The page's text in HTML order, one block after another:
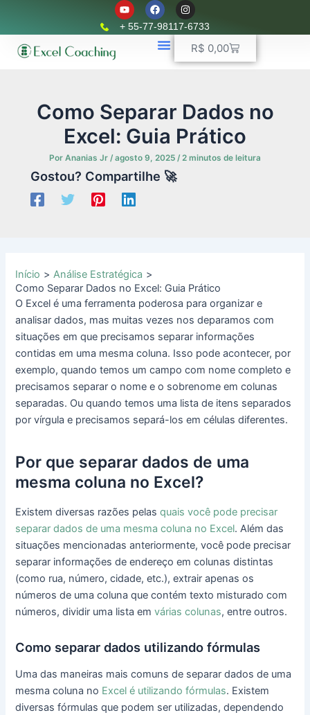
conteúdo
Y
o
u
t
F
a
c
e
b
o
I
n
s
t
r
+ 55-77-98117-6733
R$ 0,00Carrinho
Como Separar Dados no
Excel: Guia Prático
Por Ananias Jr /agosto 9, 2025 /2 minutos de leitura
Gostou? Compartilhe 🚀
Início
Análise Estratégica
Como Separar Dados no Excel: Guia Prático
O Excel é uma ferramenta poderosa para organizar e
analisar dados, mas muitas vezes nos deparamos com
situações em que precisamos separar informações
contidas em uma mesma coluna. Isso pode acontecer, por
exemplo, quando temos um campo com nome completo e
precisamos separar o nome e o sobrenome em colunas
separadas. Ou quando temos uma lista de itens separados
por vírgula e precisamos separá-los em células diferentes.
Por que separar dados de uma
mesma coluna no Excel?
Existem diversas razões pelasquais você pode precisar
separar dados de uma mesma coluna no Excel. Além das
situações mencionadas anteriormente, você pode precisar
separar informações de endereço em colunas distintas
(como rua, número, cidade, etc.), extrair apenas os
números de uma coluna que contém texto misturado com
números, dividir uma lista emvárias colunas, entre outros.
Como separar dados utilizando fórmulas
Uma das maneiras mais comuns de separar dados de uma
mesma coluna no Excel é utilizando fórmulas. Existem
diversas fórmulas que podem ser utilizadas, dependendo